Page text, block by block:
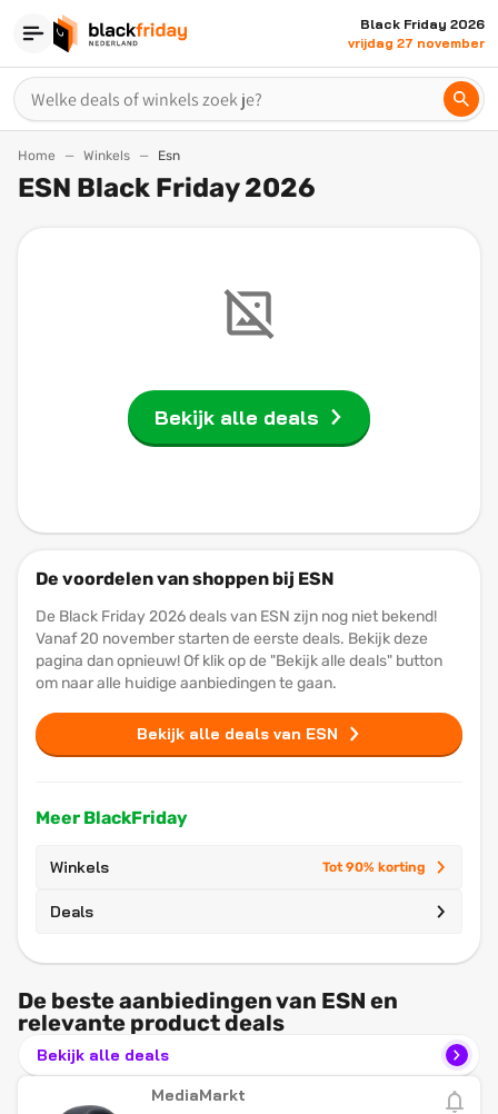
Black Friday 2026
vrijdag 27 november
Home Winkels Esn
ESN Black Friday 2026
Bekijk alle deals
De voordelen van shoppen bij ESN
De Black Friday 2026 deals van ESN zijn nog niet bekend!
Vanaf 20 november starten de eerste deals. Bekijk deze
pagina dan opnieuw! Of klik op de "Bekijk alle deals" button
om naar alle huidige aanbiedingen te gaan.
Bekijk alle deals van ESN
Meer BlackFriday
Winkels Tot 90% korting
Deals
De beste aanbiedingen van ESN en
relevante product deals
Bekijk alle deals
MediaMarkt